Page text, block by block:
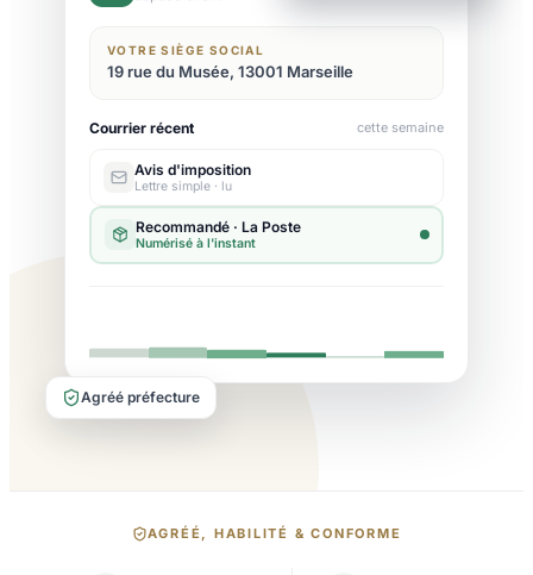
VOTRE SIÈGE SOCIAL
19 rue du Musée, 13001 Marseille
Courrier récent cette semaine
Avis d'imposition
Lettre simple · lu
Agréé préfecture
AGRÉÉ, HABILITÉ & CONFORME